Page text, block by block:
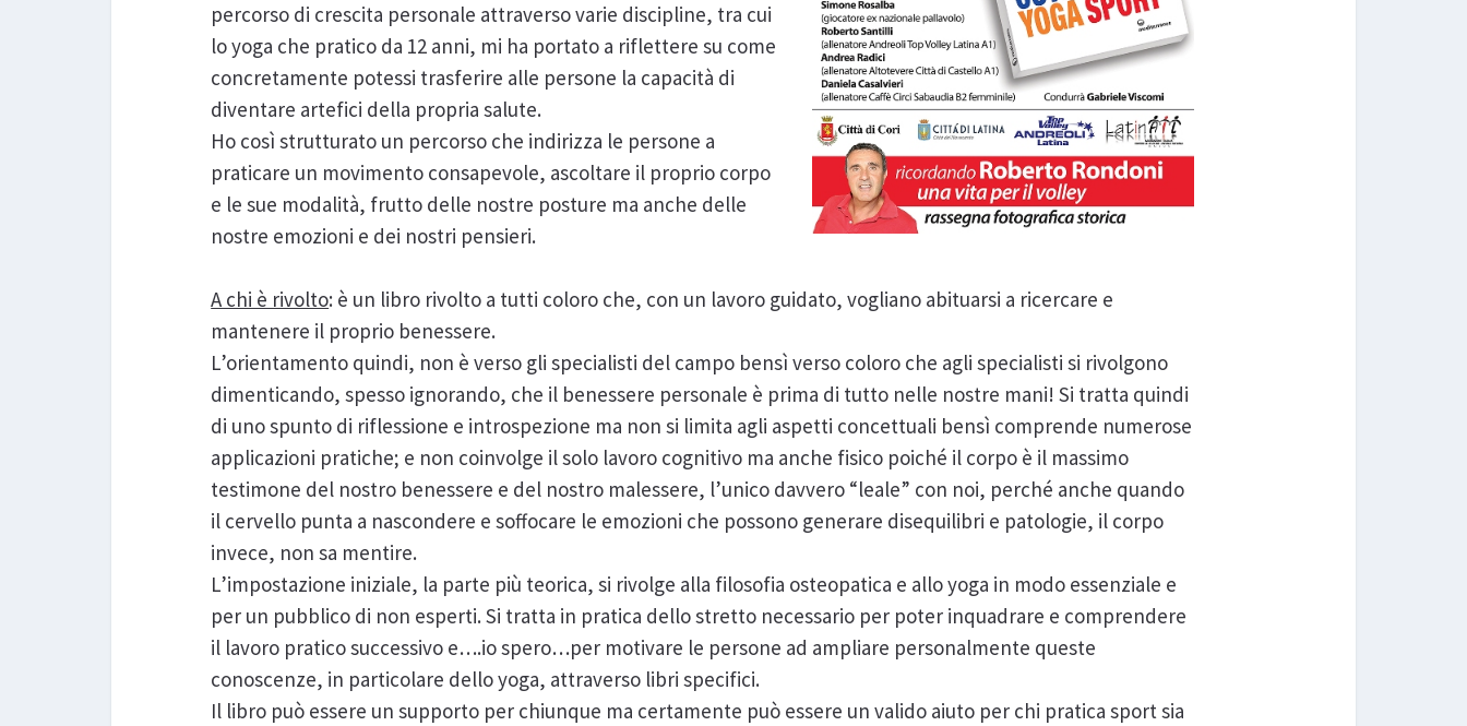
percorso di crescita personale attraverso varie discipline, tra cui
lo yoga che pratico da 12 anni, mi ha portato a riflettere su come
concretamente potessi trasferire alle persone la capacità di
diventare artefici della propria salute.
Ho così strutturato un percorso che indirizza le persone a
praticare un movimento consapevole, ascoltare il proprio corpo
e le sue modalità, frutto delle nostre posture ma anche delle
nostre emozioni e dei nostri pensieri.
A chi è rivolto: è un libro rivolto a tutti coloro che, con un lavoro guidato, vogliano abituarsi a ricercare e
mantenere il proprio benessere.
L’orientamento quindi, non è verso gli specialisti del campo bensì verso coloro che agli specialisti si rivolgono
dimenticando, spesso ignorando, che il benessere personale è prima di tutto nelle nostre mani! Si tratta quindi
di uno spunto di riflessione e introspezione ma non si limita agli aspetti concettuali bensì comprende numerose
applicazioni pratiche; e non coinvolge il solo lavoro cognitivo ma anche fisico poiché il corpo è il massimo
testimone del nostro benessere e del nostro malessere, l’unico davvero “leale” con noi, perché anche quando
il cervello punta a nascondere e soffocare le emozioni che possono generare disequilibri e patologie, il corpo
invece, non sa mentire.
L’impostazione iniziale, la parte più teorica, si rivolge alla filosofia osteopatica e allo yoga in modo essenziale e
per un pubblico di non esperti. Si tratta in pratica dello stretto necessario per poter inquadrare e comprendere
il lavoro pratico successivo e….io spero…per motivare le persone ad ampliare personalmente queste
conoscenze, in particolare dello yoga, attraverso libri specifici.
Il libro può essere un supporto per chiunque ma certamente può essere un valido aiuto per chi pratica sport sia